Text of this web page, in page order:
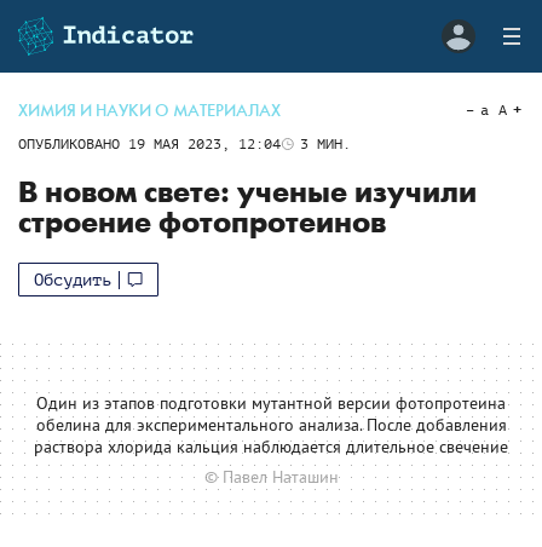
ХИМИЯ И НАУКИ О МАТЕРИАЛАХ
ОПУБЛИКОВАНО 19 МАЯ 2023, 12:04 3 МИН.
a A
В новом свете: ученые изучили
строение фотопротеинов
Обсудить
Один из этапов подготовки мутантной версии фотопротеина
обелина для экспериментального анализа. После добавления
раствора хлорида кальция наблюдается длительное свечение
© Павел Наташин